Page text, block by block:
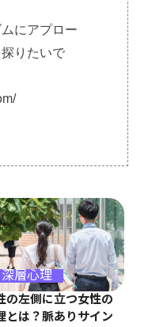
にアプロー
りたいで
深層心理
の左側に立つ女性の
とは？脈ありサイン